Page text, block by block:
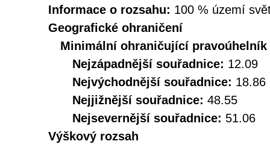
Informace o rozsahu: 100 % území
Geografické ohraničení
Minimální ohraničující pravoúhelník
Nejzápadnější souřadnice: 12.09
Nejvýchodnější souřadnice: 18.86
Nejjižnější souřadnice: 48.55
Nejsevernější souřadnice: 51.06
Výškový rozsah